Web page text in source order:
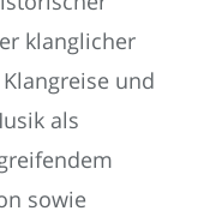
klanglicher
und
als
sowie